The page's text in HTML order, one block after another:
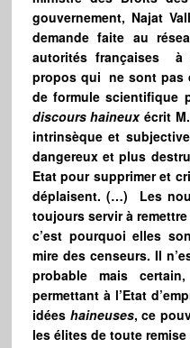
gouvernement, Najat
demande faite au
autorités françaises à
propos qui ne sont pas
de formule scientifique
discours haineuxécrit M.
intrinsèque et
dangereux et plus
Etat pour supprimer et
déplaisent. (…) Les
toujours servir à
c’est pourquoi elles
mire des censeurs. Il
probable mais
permettant à l’Etat
idées haineuses, ce
les élites de toute